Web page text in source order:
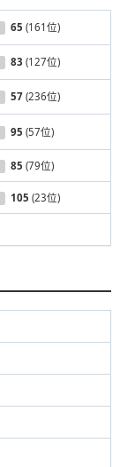
65 (161位)
83 (127位)
57 (236位)
95 (57位)
85 (79位)
105 (23位)